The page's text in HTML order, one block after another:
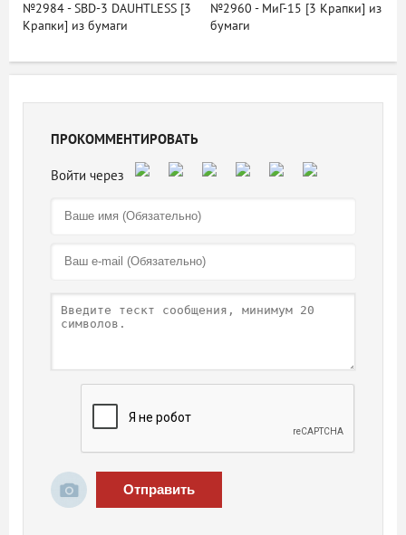
№2984 - SBD-3 DAUHTLESS [3
Крапки] из бумаги
№2960 - МиГ-15 [3 Крапки] из
бумаги
ПРОКОММЕНТИРОВАТЬ
Отправить